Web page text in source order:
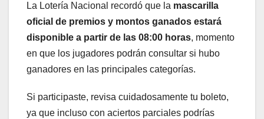
La Lotería Nacional recordó que la mascarilla
oficial de premios y montos ganados estará
disponible a partir de las 08:00 horas, momento
en que los jugadores podrán consultar si hubo
ganadores en las principales categorías.
Si participaste, revisa cuidadosamente tu boleto,
ya que incluso con aciertos parciales podrías